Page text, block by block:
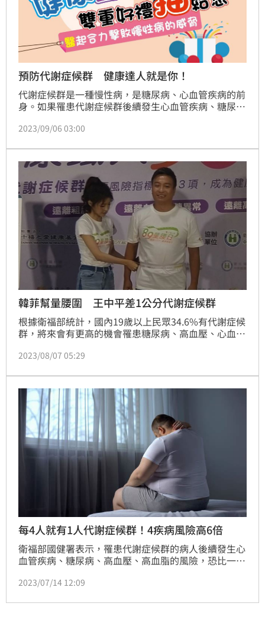
預防代謝症候群 健康達人就是你！
代謝症候群是一種慢性病，是糖尿病、心血管疾病的前
身。如果罹患代謝症候群後續發生心血管疾病、糖尿
因此，代謝症候群防治是我們守護健康的重要課題，台
年9月8日起10月6日止，上傳運動照片/健康飲食照
片，就有機會抽禮券，活動辦法詳見衛生局官方臉書
《健康小衛星》。
2023/09/06 03:00
韓菲幫量腰圍 王中平差1公分代謝症候群
根據衛福部統計，國內19歲以上民眾34.6%有代謝症候
群，將來會有更高的機會罹患糖尿病、高血壓、心血管
節」，千禧之愛基金會7日邀請藝人王中平以及他的女
分，韓菲替王中平量的腰圍則驚險落在89公分，差一點
符合代謝症候群標準。（記者：黃仲丘）
2023/08/07 05:29
每4人就有1人代謝症候群！4疾病風險高6倍
衛福部國健署表示，罹患代謝症候群的病人後續發生心
血管疾病、糖尿病、高血壓、高血脂的風險，恐比一般
多疾病密切相關，且高危險族群70%都是男性，血壓
固醇偏低，若民眾有其中3項就算符合，建議就醫進一
2023/07/14 12:09